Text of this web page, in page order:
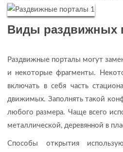
Виды раздвижных
Раздвижные порталы могут
и некоторые фрагменты.
включать в себя часть
движимых. Заполнять такой
любого размера. Чаще всего
металлической, деревянной в
Способы открытия